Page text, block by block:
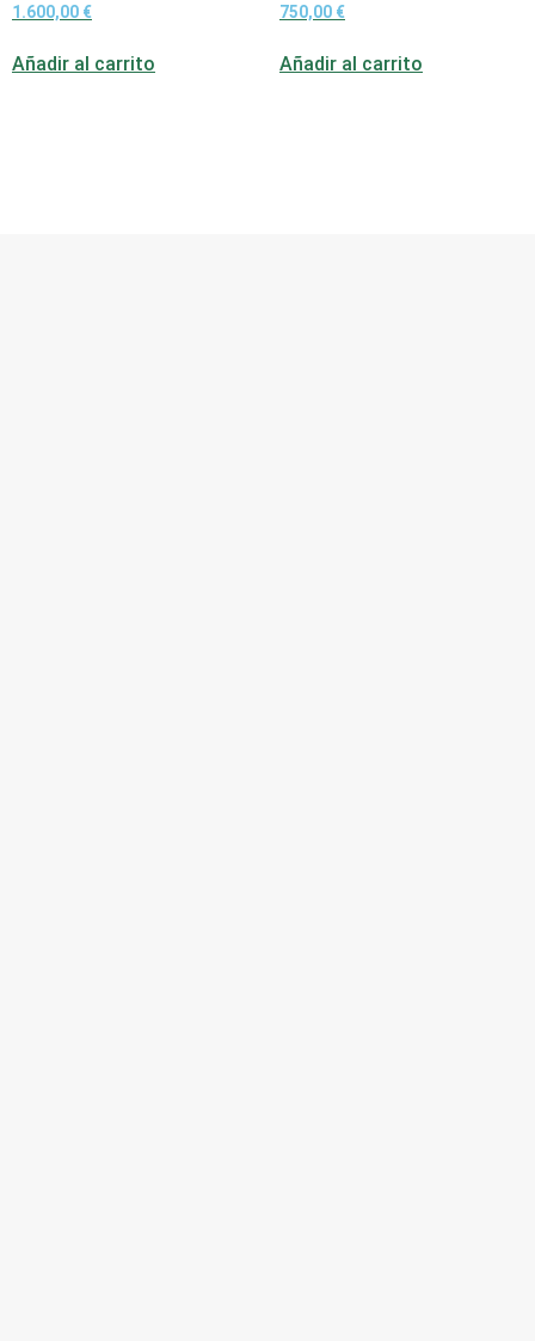
1.600,00 €
Añadir al carrito
750,00 €
Añadir al carrito